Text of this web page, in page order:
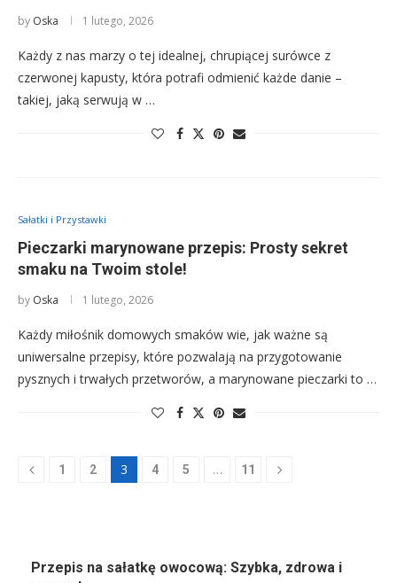
by Oska 1 lutego, 2026
Każdy z nas marzy o tej idealnej, chrupiącej surówce z
czerwonej kapusty, która potrafi odmienić każde danie –
takiej, jaką serwują w …
Sałatki i Przystawki
Pieczarki marynowane przepis: Prosty sekret
smaku na Twoim stole!
by Oska 1 lutego, 2026
Każdy miłośnik domowych smaków wie, jak ważne są
uniwersalne przepisy, które pozwalają na przygotowanie
pysznych i trwałych przetworów, a marynowane pieczarki to …
1 2 3 4 5 … 11
Przepis na sałatkę owocową: Szybka, zdrowa i